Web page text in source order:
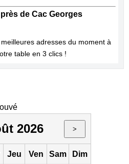
de Cac Georges
meilleures adresses du moment à
table en 3 clics !
2026 >
Jeu Ven Sam Dim